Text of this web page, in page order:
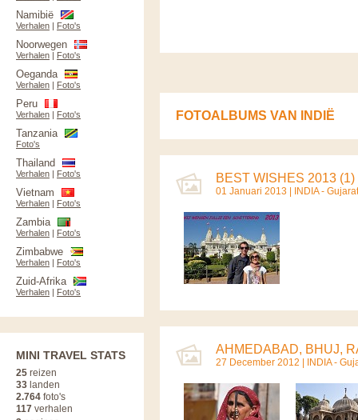
FOTOALBUMS VAN INDIË
BEST WISHES 2013 (1)
01 Januari 2013 | INDIA -
AHMEDABAD, BHUJ,
27 December 2012 | INDIA -
Namibië
Verhalen | Foto's
Noorwegen
Verhalen | Foto's
Oeganda
Verhalen | Foto's
Peru
Verhalen | Foto's
Tanzania
Foto's
Thailand
Verhalen | Foto's
Vietnam
Verhalen | Foto's
Zambia
Verhalen | Foto's
Zimbabwe
Verhalen | Foto's
Zuid-Afrika
Verhalen | Foto's
MINI TRAVEL STATS
25 reizen
33 landen
2.764 foto's
117 verhalen